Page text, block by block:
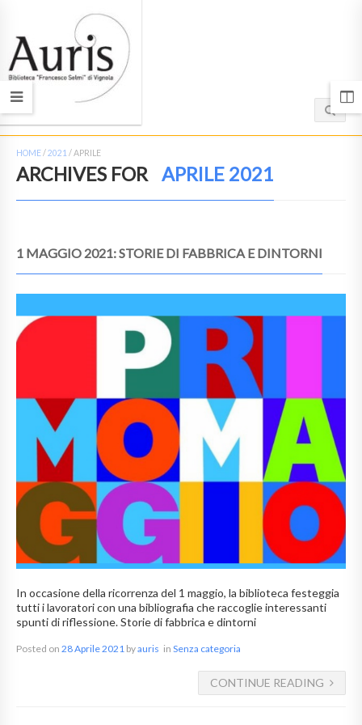
HOME/2021 /APRILE
ARCHIVES FOR APRILE 2021
1 MAGGIO 2021: STORIE DI FABBRICA E DINTORNI
In occasione della ricorrenza del 1 maggio, la biblioteca festeggia
tutti i lavoratori con una bibliografia che raccoglie interessanti
spunti di riflessione. Storie di fabbrica e dintorni
Posted on 28 Aprile 2021 byauris in Senza categoria
CONTINUE READING